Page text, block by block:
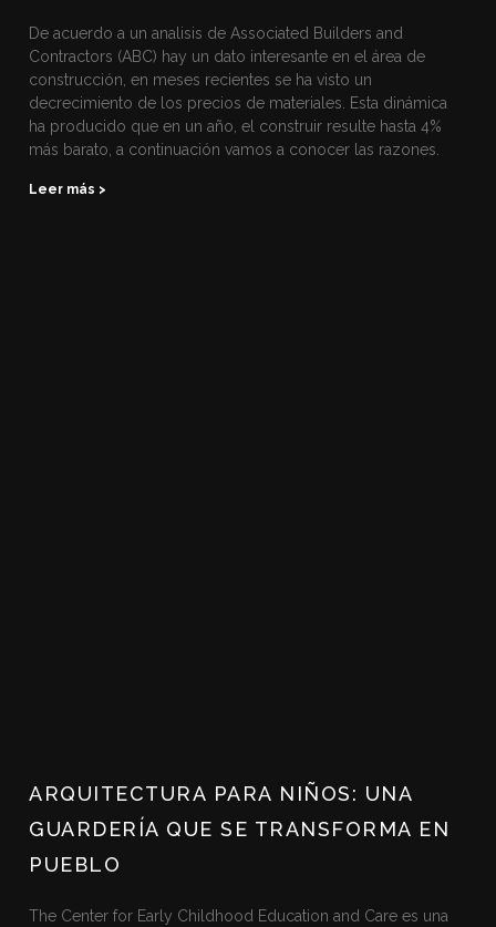
De acuerdo a un analisis de Associated Builders and
Contractors (ABC) hay un dato interesante en el área de
construcción, en meses recientes se ha visto un
decrecimiento de los precios de materiales. Esta dinámica
ha producido que en un año, el construir resulte hasta 4%
más barato, a continuación vamos a conocer las razones.
Leer más >
ARQUITECTURA PARA NIÑOS: UNA
GUARDERÍA QUE SE TRANSFORMA EN
PUEBLO
The Center for Early Childhood Education and Care es una